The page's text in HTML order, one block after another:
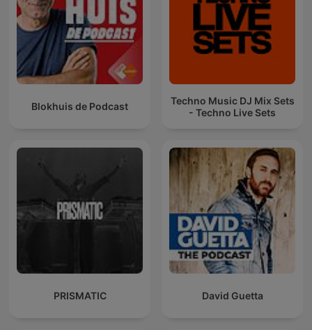
Blokhuis de Podcast
Techno Music DJ Mix Sets
- Techno Live Sets
PRISMATIC David Guetta